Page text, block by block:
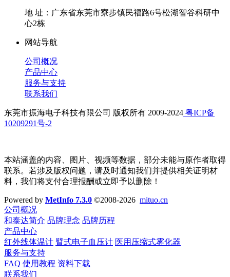
地 址：广东省东莞市寮步镇民福路6号松湖智谷科研中
心2栋
网站导航
公司概况
产品中心
服务与支持
联系我们
东莞市振海电子科技有限公司 版权所有 2009-2024 粤ICP备
10209291号-2
本站涵盖的内容、图片、视频等数据，部分未能与原作者取得
联系。若涉及版权问题，请及时通知我们并提供相关证明材
料，我们将支付合理报酬或立即予以删除！
Powered by MetInfo 7.3.0 ©2008-2026 mituo.cn
公司概况
和泰达简介 品牌理念 品牌历程
产品中心
红外线体温计 臂式电子血压计 医用压缩式雾化器
服务与支持
FAQ 使用教程 资料下载
联系我们